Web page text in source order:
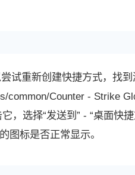
试重新创建快捷方式，找
common/Counter - Strike
，选择“发送到” - “桌面快
图标是否正常显示。